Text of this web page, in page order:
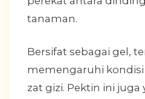
tanaman.
Bersifat sebagai gel,
memengaruhi
zat gizi. Pektin ini